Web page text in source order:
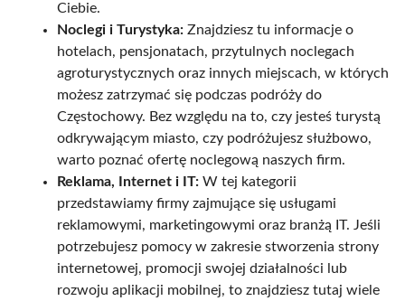
Ciebie.
Noclegi i Turystyka: Znajdziesz tu informacje o
hotelach, pensjonatach, przytulnych noclegach
agroturystycznych oraz innych miejscach, w których
możesz zatrzymać się podczas podróży do
Częstochowy. Bez względu na to, czy jesteś turystą
odkrywającym miasto, czy podróżujesz służbowo,
warto poznać ofertę noclegową naszych firm.
Reklama, Internet i IT: W tej kategorii
przedstawiamy firmy zajmujące się usługami
reklamowymi, marketingowymi oraz branżą IT. Jeśli
potrzebujesz pomocy w zakresie stworzenia strony
internetowej, promocji swojej działalności lub
rozwoju aplikacji mobilnej, to znajdziesz tutaj wiele